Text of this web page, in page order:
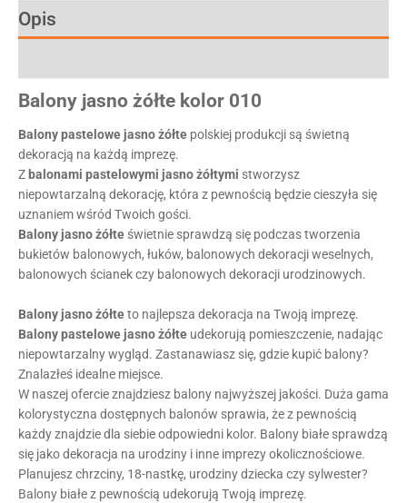
Opis
Balony jasno żółte kolor 010
Balony pastelowe jasno żółte polskiej produkcji są świetną
dekoracją na każdą imprezę.
Z balonami pastelowymi jasno żółtymi stworzysz
niepowtarzalną dekorację, która z pewnością będzie cieszyła się
uznaniem wśród Twoich gości.
Balony jasno żółte świetnie sprawdzą się podczas tworzenia
bukietów balonowych, łuków, balonowych dekoracji weselnych,
balonowych ścianek czy balonowych dekoracji urodzinowych.
Balony jasno żółteto najlepsza dekoracja na Twoją imprezę.
Balony pastelowe jasno żółte udekorują pomieszczenie, nadając
niepowtarzalny wygląd. Zastanawiasz się, gdzie kupić balony?
Znalazłeś idealne miejsce.
W naszej ofercie znajdziesz balony najwyższej jakości. Duża gama
kolorystyczna dostępnych balonów sprawia, że z pewnością
każdy znajdzie dla siebie odpowiedni kolor. Balony białe sprawdzą
się jako dekoracja na urodziny i inne imprezy okolicznościowe.
Planujesz chrzciny, 18-nastkę, urodziny dziecka czy sylwester?
Balony białe z pewnością udekorują Twoją imprezę.